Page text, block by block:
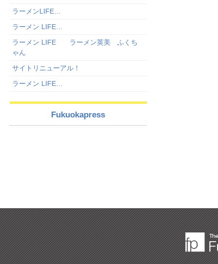
ラーメンLIFE…
ラーメン LIFE…
ラーメン LIFE ラーメン英美 ふくち
ゃん
サイトリニューアル！
ラーメン LIFE…
Fukuokapress